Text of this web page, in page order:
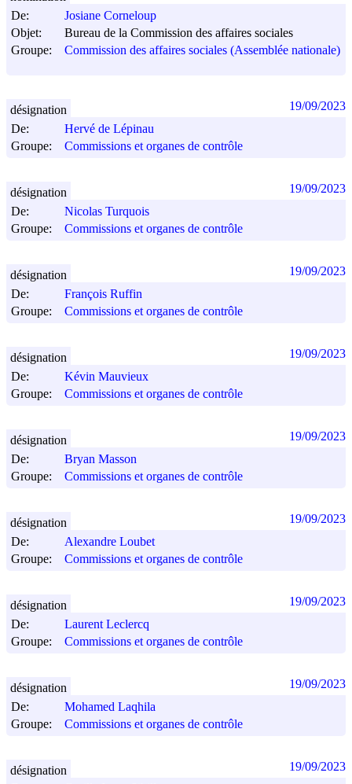
De:
Josiane Corneloup
Objet:
Bureau de la Commission des affaires sociales
Groupe:
Commission des affaires sociales (Assemblée nationale)
De:
Hervé de Lépinau
Groupe:
Commissions et organes de contrôle
désignation 19/09/2023
De:
Nicolas Turquois
Groupe:
Commissions et organes de contrôle
désignation 19/09/2023
De:
François Ruffin
Groupe:
Commissions et organes de contrôle
désignation 19/09/2023
De:
Kévin Mauvieux
Groupe:
Commissions et organes de contrôle
désignation 19/09/2023
De:
Bryan Masson
Groupe:
Commissions et organes de contrôle
désignation 19/09/2023
De:
Alexandre Loubet
Groupe:
Commissions et organes de contrôle
désignation 19/09/2023
De:
Laurent Leclercq
Groupe:
Commissions et organes de contrôle
désignation 19/09/2023
De:
Mohamed Laqhila
Groupe:
Commissions et organes de contrôle
désignation 19/09/2023
désignation 19/09/2023